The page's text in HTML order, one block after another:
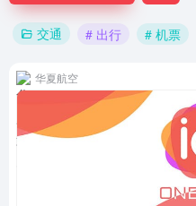
交通 # 出行 # 机票
华夏航空